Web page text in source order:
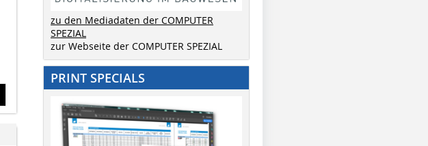
zu den Mediadaten der COMPUTER
SPEZIAL
zur Webseite der COMPUTER SPEZIAL
PRINT SPECIALS